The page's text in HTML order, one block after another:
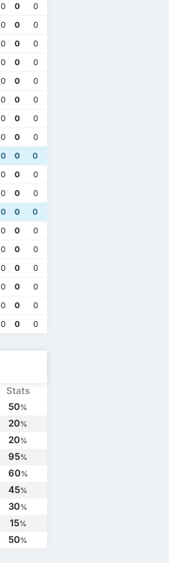
25/9/2021
Moreirense FC
0 0
0
0 0
0
0 0
0
0 0
0
0 0
0
0 0
0
0 0
0
0 0
0
0 0
0
0 0
0
0 0
0
0 0
0
0 0
0
0 0
0
0 0
0
0 0
0
0 0
0
0 0 0
Stats
50%
20%
20%
95%
60%
45%
30%
15%
50%